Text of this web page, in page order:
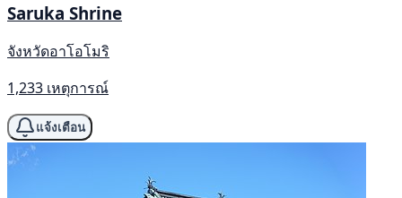
Saruka Shrine
จังหวัดอาโอโมริ
1,233 เหตุการณ์
แจ้งเตือน